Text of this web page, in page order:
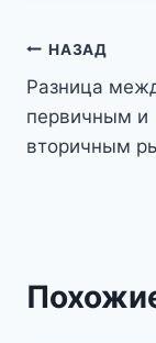
по
записям
НАЗАД
Разница
первичным и
вторичным